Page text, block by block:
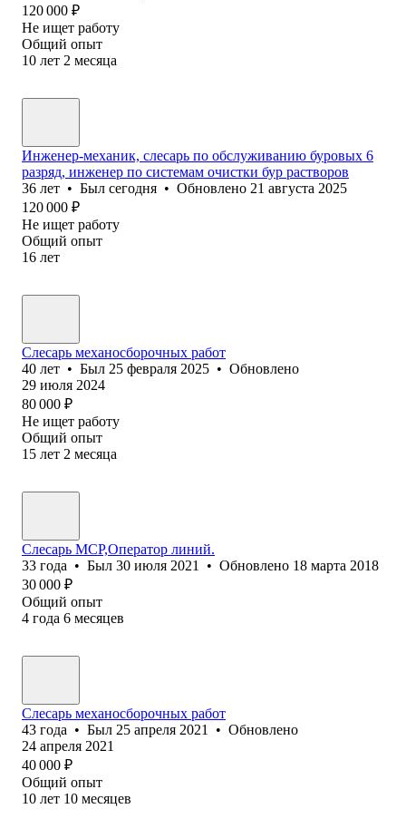
120 000 ₽
Не ищет работу
Общий опыт
10 лет 2 месяца
Инженер-механик, слесарь по обслуживанию буровых 6
разряд, инженер по системам очистки бур растворов
36 лет • Был сегодня • Обновлено 21 августа 2025
120 000 ₽
Не ищет работу
Общий опыт
16 лет
Слесарь механосборочных работ
40 лет • Был 25 февраля 2025 • Обновлено
29 июля 2024
80 000 ₽
Не ищет работу
Общий опыт
15 лет 2 месяца
Слесарь МСР,Оператор линий.
33 года • Был 30 июля 2021 • Обновлено 18 марта 2018
30 000 ₽
Общий опыт
4 года 6 месяцев
Слесарь механосборочных работ
43 года • Был 25 апреля 2021 • Обновлено
24 апреля 2021
40 000 ₽
Общий опыт
10 лет 10 месяцев